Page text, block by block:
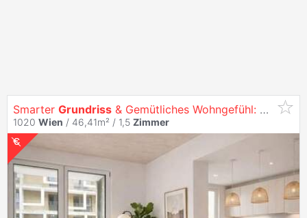
Smarter Grundriss & Gemütliches Wohngefühl: 2
1020 Wien / 46,41m² / 1,5 Zimmer